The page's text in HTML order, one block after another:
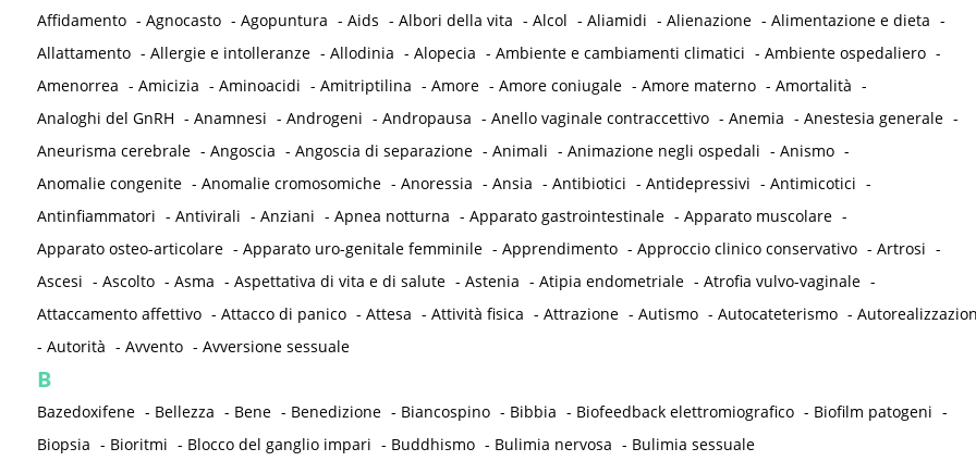
Affidamento - Agnocasto - Agopuntura - Aids - Albori della vita - Alcol - Aliamidi - Alienazione - Alimentazione e dieta -
Allattamento - Allergie e intolleranze - Allodinia - Alopecia - Ambiente e cambiamenti climatici - Ambiente ospedaliero -
Amenorrea - Amicizia - Aminoacidi - Amitriptilina - Amore - Amore coniugale - Amore materno - Amortalità -
Analoghi del GnRH - Anamnesi - Androgeni - Andropausa - Anello vaginale contraccettivo - Anemia - Anestesia generale -
Aneurisma cerebrale - Angoscia - Angoscia di separazione - Animali - Animazione negli ospedali - Anismo -
Anomalie congenite - Anomalie cromosomiche - Anoressia - Ansia - Antibiotici - Antidepressivi - Antimicotici -
Antinfiammatori - Antivirali - Anziani - Apnea notturna - Apparato gastrointestinale - Apparato muscolare -
Apparato osteo-articolare - Apparato uro-genitale femminile - Apprendimento - Approccio clinico conservativo - Artrosi -
Ascesi - Ascolto - Asma - Aspettativa di vita e di salute - Astenia - Atipia endometriale - Atrofia vulvo-vaginale -
Attaccamento affettivo - Attacco di panico - Attesa - Attività fisica - Attrazione - Autismo - Autocateterismo -
- Autorità - Avvento - Avversione sessuale
B
Bazedoxifene - Bellezza - Bene - Benedizione - Biancospino - Bibbia - Biofeedback elettromiografico - Biofilm patogeni -
Biopsia - Bioritmi - Blocco del ganglio impari - Buddhismo - Bulimia nervosa - Bulimia sessuale